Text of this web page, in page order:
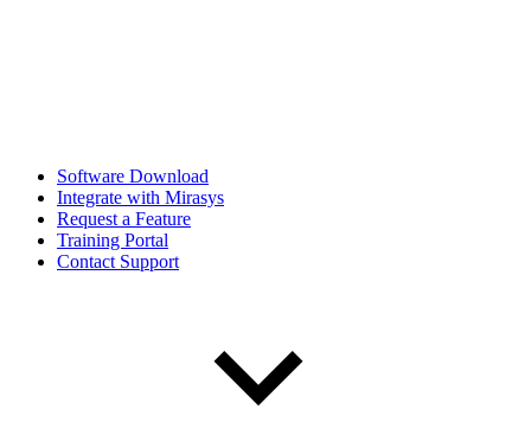
Software Download
Integrate with Mirasys
Request a Feature
Training Portal
Contact Support